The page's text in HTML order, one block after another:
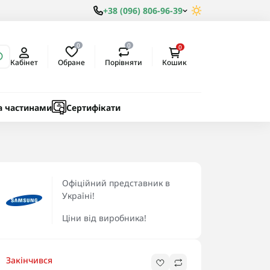
+38 (096) 806-96-39
Кабінет
0
Обране
0
Порівняти
0
Кошик
частинами Сертифікати
Офіційний представник в
Україні!
Ціни від виробника!
Закінчився